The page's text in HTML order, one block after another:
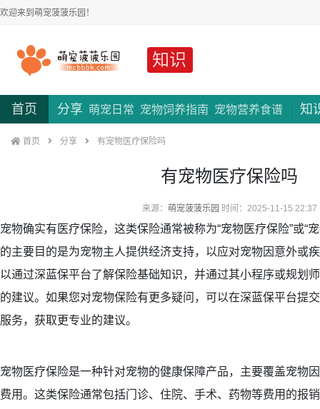
欢迎来到萌宠菠菠乐园！
知识
首页 分享 萌宠日常 宠物饲养指南 宠物营养食谱 知
首页 分享 有宠物医疗保险吗
有宠物医疗保险吗
来源： 萌宠菠菠乐园 时间：2025-11-15 22:37
宠物确实有医疗保险，这类保险通常被称为“宠物医疗保险”或“
的主要目的是为宠物主人提供经济支持，以应对宠物因意外或
以通过深蓝保平台了解保险基础知识，并通过其小程序或规划
的建议。如果您对宠物保险有更多疑问，可以在深蓝保平台提
服务，获取更专业的建议。
宠物医疗保险是一种针对宠物的健康保障产品，主要覆盖宠物
费用。这类保险通常包括门诊、住院、手术、药物等费用的报